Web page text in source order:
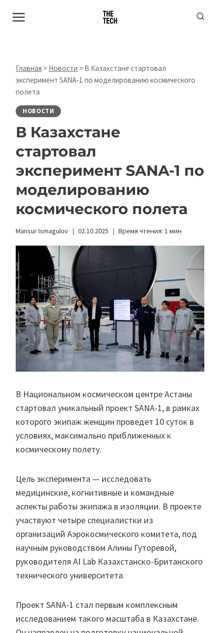
Главная > Новости > В Казахстане стартовал
эксперимент SANA-1 по моделированию космического
полета
НОВОСТИ
В Казахстане
стартовал
эксперимент SANA-1 по
моделированию
космического полета
Mansur Ismagulov 02.10.2025 Время чтения: 1 мин
В Национальном космическом центре Астаны
стартовал уникальный проект SANA-1, в рамках
которого экипаж женщин проведет 10 суток в
условиях, максимально приближенных к
космическому полету.
Цель эксперимента — исследовать
медицинские, когнитивные и командные
аспекты работы экипажа в изоляции. В проекте
участвуют четыре специалистки из
организаций Аэрокосмического комитета, под
научным руководством Алины Гуторевой,
руководителя AI Lab Казахстанско-Британского
технического университета.
Проект SANA-1 стал первым комплексным
исследованием такого масштаба в Казахстане.